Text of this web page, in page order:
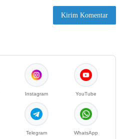
Instagram YouTube
Telegram WhatsApp